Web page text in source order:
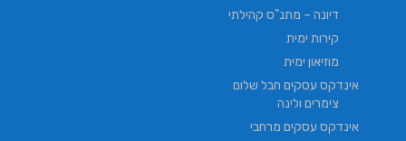
דיונה – מתנ"ס קהילתי
קירות ימית
מוזיאון ימית
אינדקס עסקים חבל שלום
צימרים ולינה
אינדקס עסקים מרחבי